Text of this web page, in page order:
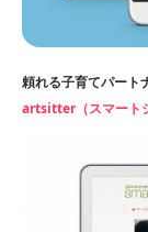
頼れる子育てパート
artsitter（スマート